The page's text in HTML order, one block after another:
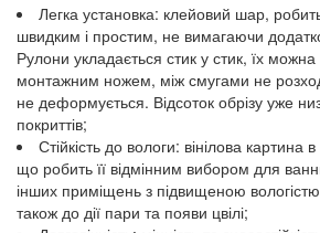
Легка установка: клейовий шар,
швидким і простим, не вимагаючи
Рулони укладається стик у стик, їх
монтажним ножем, між смугами не
не деформується. Відсоток обрізу уже
покриттів;
Стійкість до вологи: вінілова картина
що робить її відмінним вибором для
інших приміщень з підвищеною
також до дії пари та появи цвілі;